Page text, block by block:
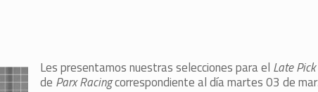
Les presentamos nuestras selecciones para el Late
de Parx Racingcorrespondiente al día martes 03 de